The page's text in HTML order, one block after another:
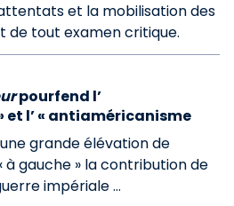
et la mobilisation des
de tout examen critique.
pourfend l’
l’ « antiaméricanisme
grande élévation de
à gauche » la contribution de
impériale …